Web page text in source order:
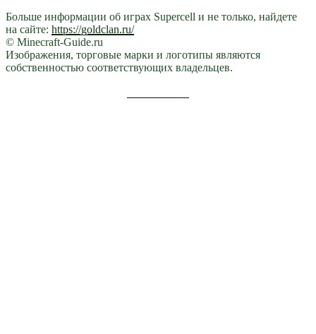
Больше информации об играх Supercell и не только, найдете
на сайте: https://goldclan.ru/
© Minecraft-Guide.ru
Изображения, торговые марки и логотипы являются
собственностью соответствующих владельцев.